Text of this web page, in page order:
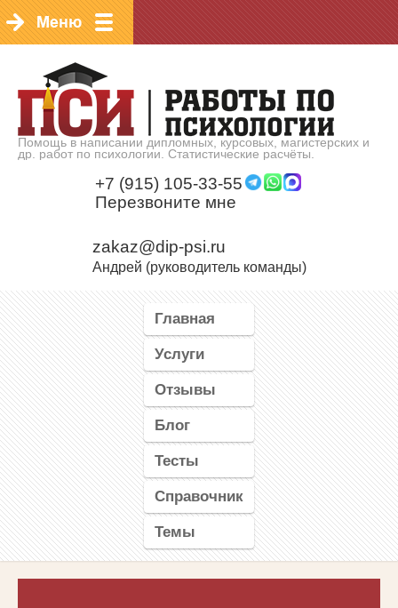
Помощь в написании дипломных, курсовых, магистерских и
др. работ по психологии. Статистические расчёты.
+7 (915) 105-33-55
Перезвоните мне
zakaz@dip-psi.ru
Андрей (руководитель команды)
Главная
Услуги
Отзывы
Блог
Тесты
Справочник
Темы